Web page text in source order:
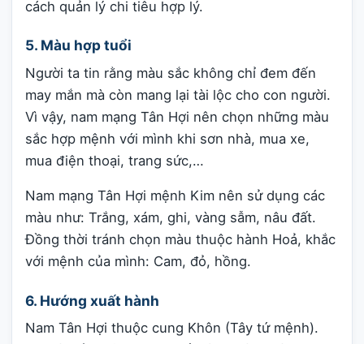
cách quản lý chi tiêu hợp lý.
5. Màu hợp tuổi
Người ta tin rằng màu sắc không chỉ đem đến
may mắn mà còn mang lại tài lộc cho con người.
Vì vậy, nam mạng Tân Hợi nên chọn những màu
sắc hợp mệnh với mình khi sơn nhà, mua xe,
mua điện thoại, trang sức,…
Nam mạng Tân Hợi mệnh Kim nên sử dụng các
màu như: Trắng, xám, ghi, vàng sẫm, nâu đất.
Đồng thời tránh chọn màu thuộc hành Hoả, khắc
với mệnh của mình: Cam, đỏ, hồng.
6. Hướng xuất hành
Nam Tân Hợi thuộc cung Khôn (Tây tứ mệnh).